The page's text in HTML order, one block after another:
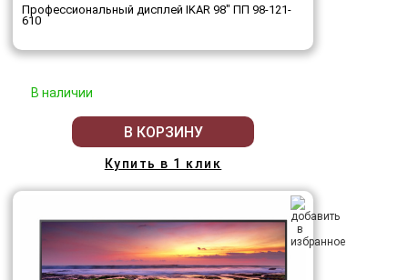
Профессиональный дисплей IKAR 98" ПП 98-121-
610
В наличии
В КОРЗИНУ
Купить в 1 клик